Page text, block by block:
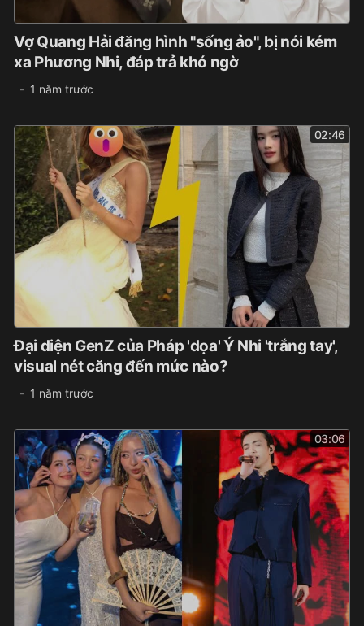
Vợ Quang Hải đăng hình "sống ảo", bị nói kém
xa Phương Nhi, đáp trả khó ngờ
1 năm trước
02:46
Đại diện GenZ của Pháp 'dọa' Ý Nhi 'trắng tay',
visual nét căng đến mức nào?
1 năm trước
03:06